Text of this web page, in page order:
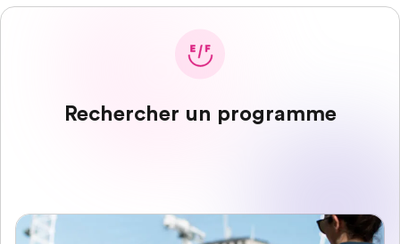
Rechercher un programme